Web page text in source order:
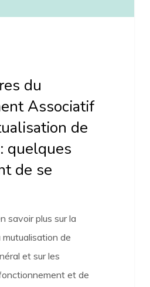
du
Associatif
de
quelques
de se
savoir plus sur la
de
et sur les
et de